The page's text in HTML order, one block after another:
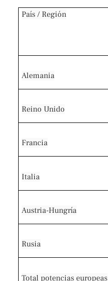
País / Región
Alemania
Reino Unido
Francia
Italia
Austria-Hungría
Rusia
Total potencias europeas